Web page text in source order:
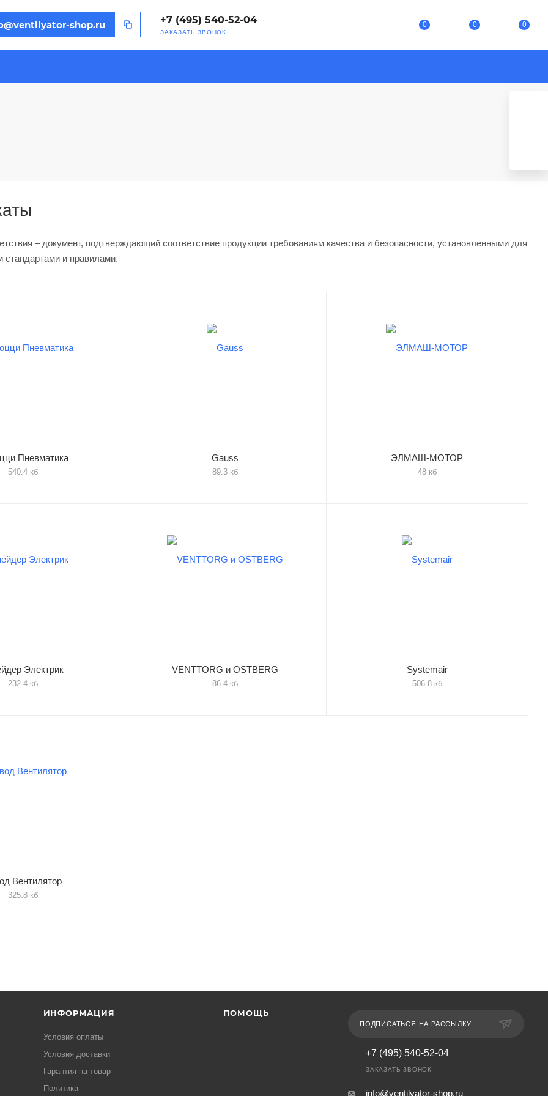
shop.ru +7 (495) 540-52-04
ЗАКАЗАТЬ ЗВОНОК
0 0 0
– документ, подтверждающий соответствие продукции требованиям качества и безопасности, установленными для
и правилами.
Пневматика
540.4 кб
Gauss
89.3 кб
ЭЛМАШ-МОТОР
48 кб
Электрик
232.4 кб
VENTTORG и OSTBERG
86.4 кб
Systemair
506.8 кб
Вентилятор
325.8 кб
ИНФОРМАЦИЯ
Условия оплаты
Условия доставки
Гарантия на товар
Политика
ПОМОЩЬ
ПОДПИСАТЬСЯ НА РАССЫЛКУ
+7 (495) 540-52-04
ЗАКАЗАТЬ ЗВОНОК
info@ventilyator-shop.ru